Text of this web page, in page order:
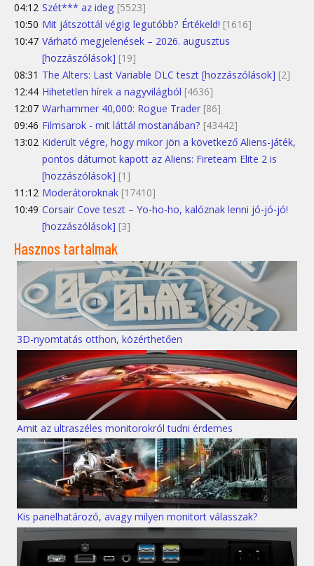
04:12 Szét*** az ideg [5523]
10:50 Mit játszottál végig legutóbb? Értékeld! [1616]
10:47 Várható megjelenések – 2026. augusztus
[hozzászólások] [19]
08:31 The Alters: Last Variable DLC teszt [hozzászólások] [2]
12:44 Hihetetlen hírek a nagyvilágból [4636]
12:07 Warhammer 40,000: Rogue Trader [86]
09:46 Filmsarok - mit láttál mostanában? [43442]
13:02 Kiderült végre, hogy mikor jön a következő Aliens-játék,
pontos dátumot kapott az Aliens: Fireteam Elite 2 is
[hozzászólások] [1]
11:12 Moderátoroknak [17410]
10:49 Corsair Cove teszt – Yo-ho-ho, kalóznak lenni jó-jó-jó!
[hozzászólások] [3]
Hasznos tartalmak
3D-nyomtatás otthon, közérthetően
Amit az ultraszéles monitorokról tudni érdemes
Kis panelhatározó, avagy milyen monitort válasszak?